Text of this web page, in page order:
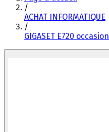
/
ACHAT INFORMATIQUE
/
GIGASET E720 occasion